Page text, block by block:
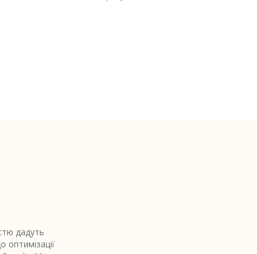
дадуть
оптимізації